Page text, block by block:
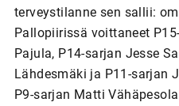
terveystilanne sen sallii:
Pallopiirissä voittaneet
Pajula, P14-sarjan Jesse
Lähdesmäki ja P11-sarjan
P9-sarjan Matti